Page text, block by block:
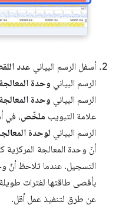
أسفل الرسم البياني عدد
الرسم البياني وحدة
الرسم البياني وحدة
علامة التبويب ملخّص، في
الرسم البياني لوحدة
أنّ وحدة المعالجة المركزية
التسجيل. عندما تلاحظ أنّ
بأقصى طاقتها لفترات
عن طرق لتنفيذ عمل أقل.